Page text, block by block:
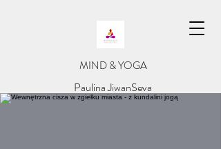
​MIND & YOGA
​Paulina JiwanSeva